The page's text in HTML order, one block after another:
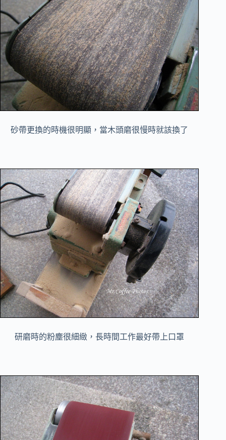
砂帶更換的時機很明顯，當木頭磨很慢時就該換了
研磨時的粉塵很細緻，長時間工作最好帶上口罩